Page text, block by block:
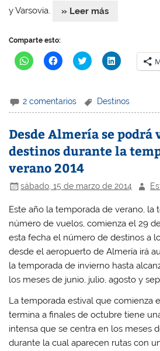
n
t
a
n
u
e
v
t
a
n
u
e
v
t
a
e
v
a
u
e
v
y Varsovia. » Leer más
Comparte esto:
H
a
i
c
p
a
c
o
m
p
a
r
t
e
W
h
a
t
s
A
p
p
e
a
b
r
e
e
n
H
a
i
c
p
r
a
o
m
p
a
t
e
F
a
c
e
b
o
o
k
S
e
b
r
e
e
n
H
a
i
c
p
r
a
o
m
t
e
T
w
i
t
t
e
r
(
S
e
a
r
e
e
n
u
H
a
i
c
p
a
c
o
m
t
e
L
i
n
k
e
d
I
n
(
e
b
r
e
e
n
2 comentarios Destinos
Desde Almería se podrá
destinos durante la
verano 2014
sábado, 15 de marzo de 2014
Este año la temporada de verano, la
número de vuelos, comienza el 29
esta fecha el número de destinos a
desde el aeropuerto de Almería irá
la temporada de invierno hasta
los meses de junio, julio, agosto y
La temporada estival que comienza
termina a finales de octubre tiene
intensa que se centra en los meses
durante la cual aparecen rutas con